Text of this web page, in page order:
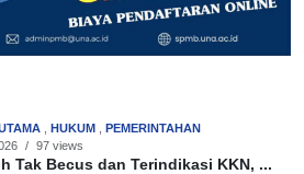
HUKUM
PEMERINTAHAN
/ 97 views
Tak Becus dan Terindikasi KKN, ...